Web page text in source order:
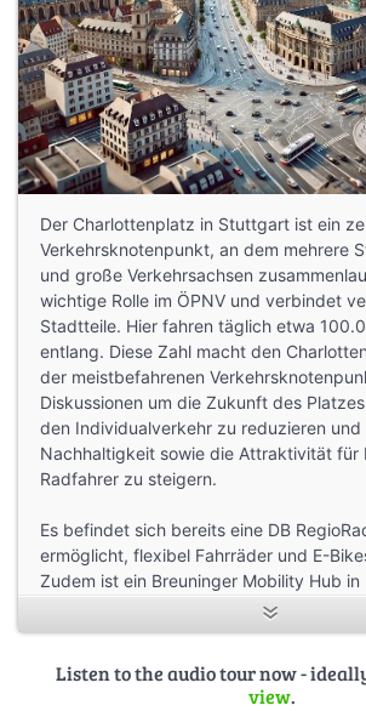
Der Charlottenplatz in Stuttgart ist ein
Verkehrsknotenpunkt, an dem mehrere
und große Verkehrsachsen
wichtige Rolle im ÖPNV und verbindet
Stadtteile. Hier fahren täglich etwa
entlang. Diese Zahl macht den
der meistbefahrenen
Diskussionen um die Zukunft des
den Individualverkehr zu reduzieren und
Nachhaltigkeit sowie die Attraktivität für
Radfahrer zu steigern.
Es befindet sich bereits eine DB
ermöglicht, flexibel Fahrräder und E-
Zudem ist ein Breuninger Mobility Hub in
soll innovative Mobilitätslösungen wie E-
Carsharing, und Radabstellplätze
einem Ort zu bündeln und den Verkehr
Listen to the audio tour now -
view.